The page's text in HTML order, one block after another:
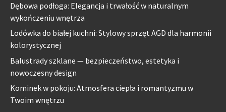
Dębowa podłoga: Elegancja i trwałość w naturalnym
wykończeniu wnętrza
Lodówka do białej kuchni: Stylowy sprzęt AGD dla harmonii
kolorystycznej
Balustrady szklane — bezpieczeństwo, estetyka i
nowoczesny design
Kominek w pokoju: Atmosfera ciepła i romantyzmu w
Twoim wnętrzu